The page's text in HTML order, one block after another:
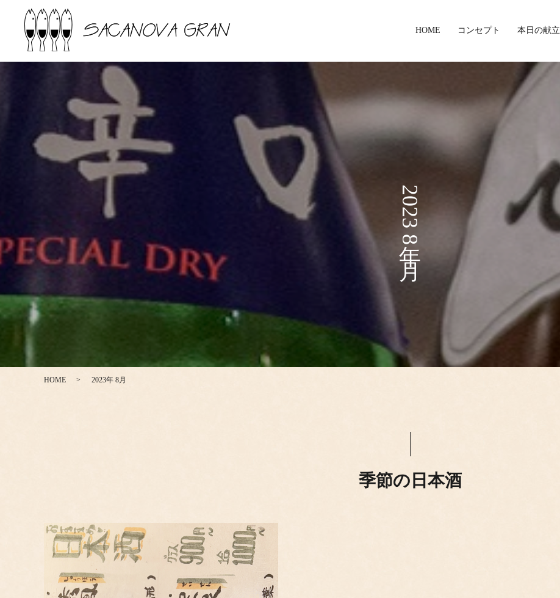
HOME コンセプト 本日の献立
2023年 8月
HOME 2023年 8月
季節の日本酒